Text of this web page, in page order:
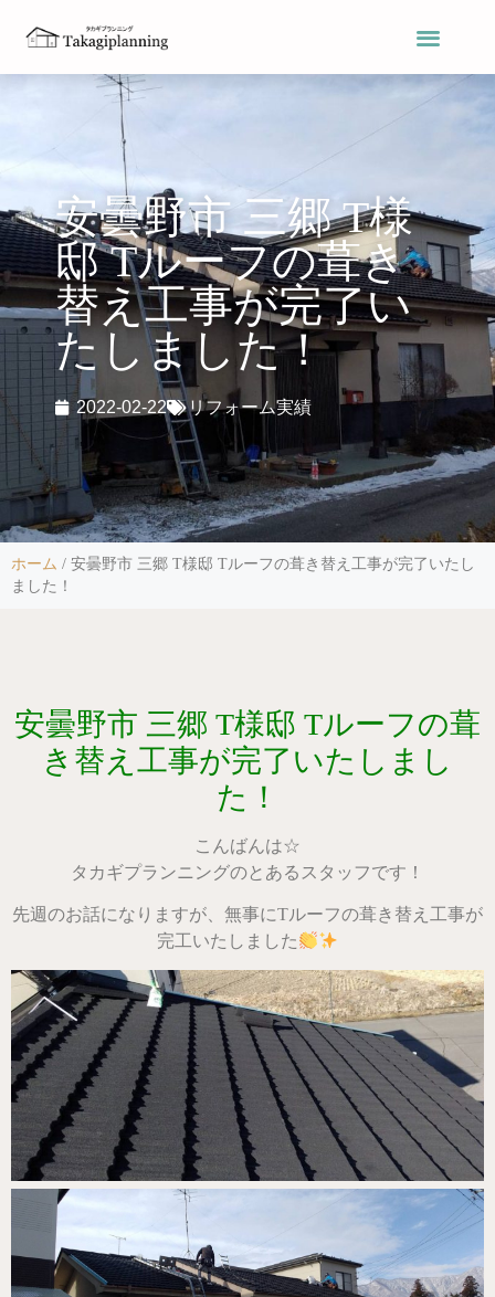
安曇野市 三郷 T様
邸 Tルーフの葺き
替え工事が完了い
たしました！
2022-02-22 リフォーム実績
ホーム / 安曇野市 三郷 T様邸 Tルーフの葺き替え工事が完了いたし
ました！
安曇野市 三郷 T様邸 Tルーフの葺
き替え工事が完了いたしまし
た！
こんばんは☆
タカギプランニングのとあるスタッフです！
先週のお話になりますが、無事にTルーフの葺き替え工事が
完工いたしました